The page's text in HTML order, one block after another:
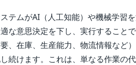
テムがAI（人工知能）や機械学習
な意思決定を下し、実行すること
、在庫、生産能力、物流情報など
続けます。これは、単なる作業の